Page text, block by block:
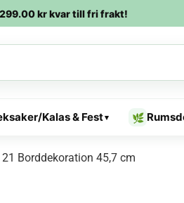
299.00krkvar till fri frakt!
Kalas & Fest▾ 🌿
Borddekoration 45,7 cm